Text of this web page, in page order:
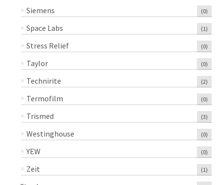
Siemens (0)
Space Labs (1)
Stress Relief (0)
Taylor (0)
Technirite (2)
Termofilm (0)
Trismed (3)
Westinghouse (0)
YEW (0)
Zeit (1)